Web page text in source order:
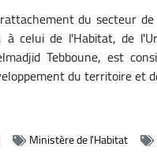
du secteur
celui de l'Habitat, de
Tebboune, est
du territoire et
Ministère de l'Habitat